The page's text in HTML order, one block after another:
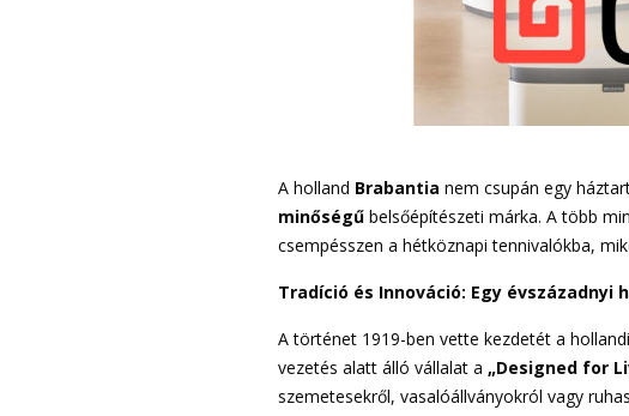
A holland Brabantia nem csupán egy
minőségű belsőépítészeti márka. A több
csempésszen a hétköznapi tennivalókba,
Tradíció és Innováció: Egy évszázadnyi
A történet 1919-ben vette kezdetét a
vezetés alatt álló vállalat a „Designed for
szemetesekről, vasalóállványokról vagy